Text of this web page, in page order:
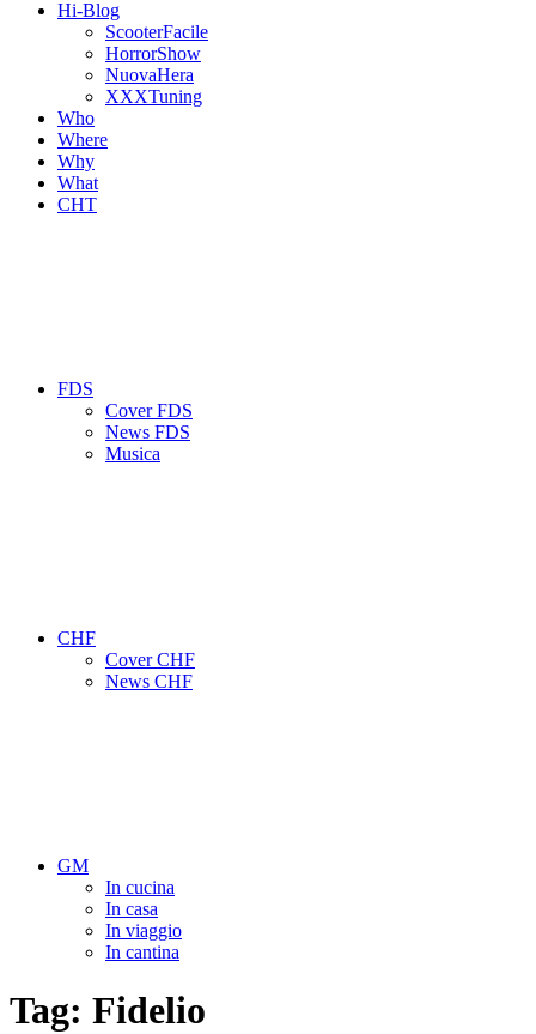
Hi-Blog
ScooterFacile
HorrorShow
NuovaHera
XXXTuning
Who
Where
Why
What
CHT
FDS
Cover FDS
News FDS
Musica
CHF
Cover CHF
News CHF
GM
In cucina
In casa
In viaggio
In cantina
Tag: Fidelio